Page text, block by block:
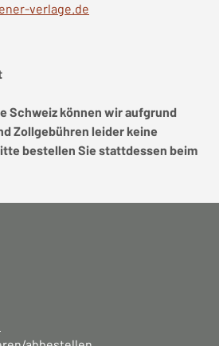
verlage.de
Schweiz können wir aufgrund
Zollgebühren leider keine
bestellen Sie stattdessen beim